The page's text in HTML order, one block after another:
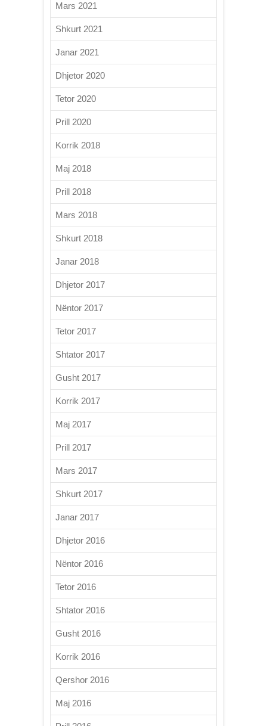
Mars 2021
Shkurt 2021
Janar 2021
Dhjetor 2020
Tetor 2020
Prill 2020
Korrik 2018
Maj 2018
Prill 2018
Mars 2018
Shkurt 2018
Janar 2018
Dhjetor 2017
Nëntor 2017
Tetor 2017
Shtator 2017
Gusht 2017
Korrik 2017
Maj 2017
Prill 2017
Mars 2017
Shkurt 2017
Janar 2017
Dhjetor 2016
Nëntor 2016
Tetor 2016
Shtator 2016
Gusht 2016
Korrik 2016
Qershor 2016
Maj 2016